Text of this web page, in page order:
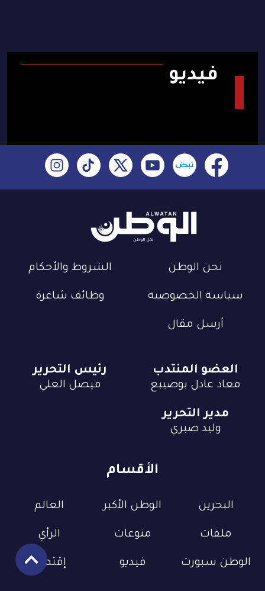
فيديو
نحن الوطن الشروط والأحكام
سياسة الخصوصية وظائف شاغرة
أرسل مقال
الأقسام
البحرين الوطن الأكبر العالم
ملفات منوعات الرأي
الوطن سبورت فيديو إقتصاد
العضو المنتدب
معاذ عادل بوصيبع
رئيس التحرير
فيصل العلي
مدير التحرير
وليد صبري